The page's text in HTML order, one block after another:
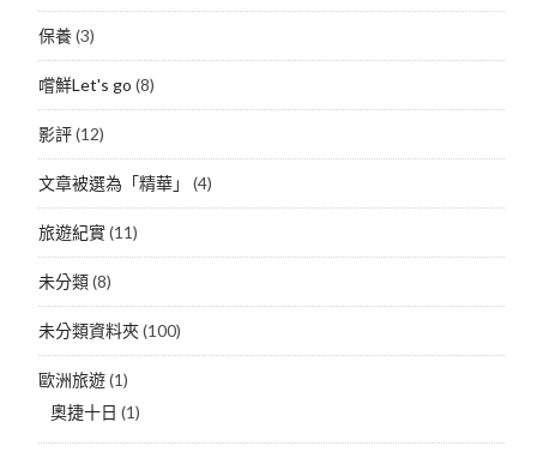
保養(3)
嚐鮮Let's go (8)
影評(12)
文章被選為「精華」 (4)
旅遊紀實(11)
未分類(8)
未分類資料夾(100)
歐洲旅遊(1)
奧捷十日 (1)